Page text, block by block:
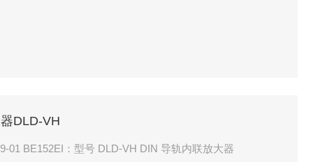
DLD-VH
01 BE152EI：型号 DLD-VH DIN 导轨内联放大器